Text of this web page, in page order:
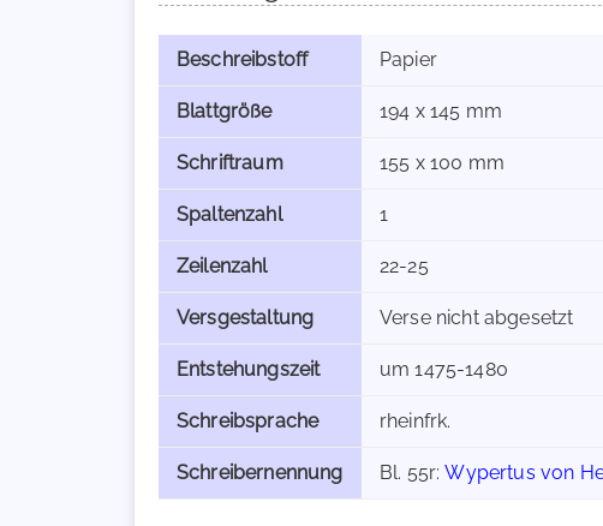
Beschreibstoff Papier
Blattgröße 194 x 145 mm
Schriftraum 155 x 100 mm
Spaltenzahl 1
Zeilenzahl 22-25
Versgestaltung Verse nicht abgesetzt
Entstehungszeit um 1475-1480
Schreibsprache rheinfrk.
Schreibernennung Bl. 55r:Wypertus von